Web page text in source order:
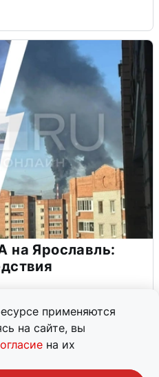
применяются
на сайте, вы
на их
на Ярославль: